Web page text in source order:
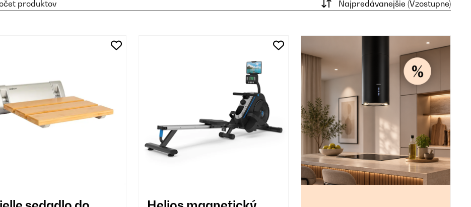
produktov Najpredávanejšie (Vzostupne)